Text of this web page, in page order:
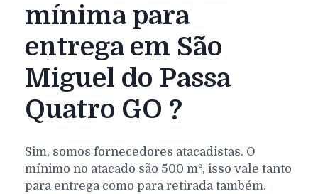
mínima para
entrega em São
Miguel do Passa
Quatro GO ?
Sim, somos fornecedores atacadistas. O
mínimo no atacado são 500 m², isso vale tanto
para entrega como para retirada também.